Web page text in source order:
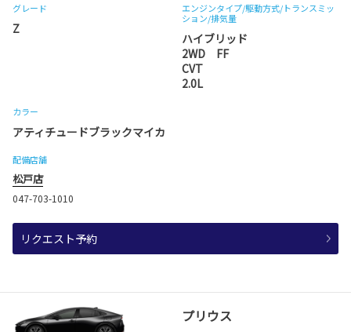
グレード
Z
エンジンタイプ/駆動方式/トランスミッ
ション/排気量
ハイブリッド
2WD FF
CVT
2.0L
カラー
アティチュードブラックマイカ
配備店舗
松戸店
047-703-1010
リクエスト予約
プリウス